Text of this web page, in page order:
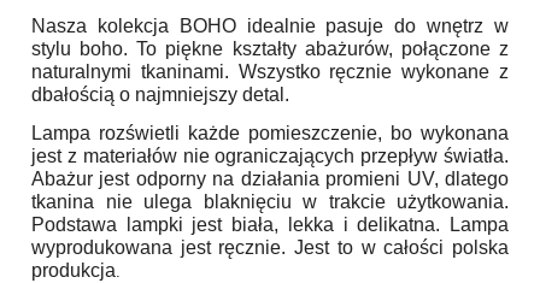
Nasza kolekcja BOHO idealnie pasuje do wnętrz w
stylu boho. To piękne kształty abażurów, połączone z
naturalnymi tkaninami. Wszystko ręcznie wykonane z
dbałością o najmniejszy detal.
Lampa rozświetli każde pomieszczenie, bo wykonana
jest z materiałów nie ograniczających przepływ światła.
Abażur jest odporny na działania promieni UV, dlatego
tkanina nie ulega blaknięciu w trakcie użytkowania.
Podstawa lampki jest biała, lekka i delikatna. Lampa
wyprodukowana jest ręcznie. Jest to w całości polska
produkcja.